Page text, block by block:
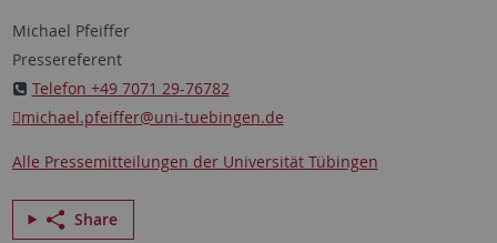
Michael Pfeiffer
Pressereferent
Telefon +49 7071 29-76782
michael.pfeiffer@uni-tuebingen.de
Alle Pressemitteilungen der Universität Tübingen
Share